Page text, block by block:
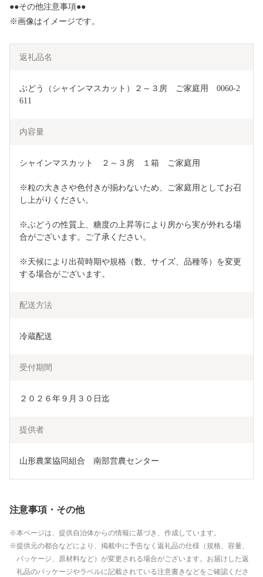
●●その他注意事項●●
※画像はイメージです。
返礼品名
ぶどう（シャインマスカット）２～３房　ご家庭用　0060-2
611
内容量
シャインマスカット　２～３房　１箱　ご家庭用
※粒の大きさや色付きが揃わないため、ご家庭用としてお召
し上がりください。
※ぶどうの性質上、糖度の上昇等により房から実が外れる場
合がございます。ご了承ください。
※天候により出荷時期や規格（数、サイズ、品種等）を変更
する場合がございます。
配送方法
冷蔵配送
受付期間
２０２６年９月３０日迄
提供者
山形農業協同組合　南部営農センター
注意事項・その他
本ページは、提供自治体からの情報に基づき、作成しています。
提供元の都合などにより、掲載中に予告なく返礼品の仕様（規格、容量、
パッケージ、原材料など）が変更される場合がございます。お届けした返
礼品のパッケージやラベルに記載されている注意書きなどをご確認くださ